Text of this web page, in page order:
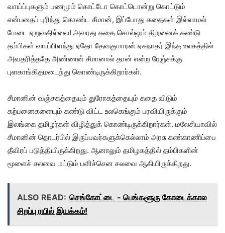
வாய்ப்புகளும் பணமும் கொட்டோ கொட்டொன்று கொட்டும்
என்பதைப் புரிந்து கொண்ட சீமான், இப்போது கதைகள் இல்லாமல்
மேடை ஏறுவதில்லை! அவரது கதை சொல்லும் திறனைக் கண்டு
தம்பிகள் வாய்பிளந்து ஏதோ தேவகுமாரன் ஏசுநாதர் இந்த உலகத்தில்
அவதரித்ததே அண்ணன் சீமானால் தான் என்ற ரேஞ்சுக்கு
புளகாங்கிதமடைந்து கொண்டிருக்கிறார்கள்.
சீமானின் வஞ்சகத்தையும் துரோகத்தையும் கதை விடும்
கற்பனைகளையும் கண்டு விட்ட உலகெங்கும் பரவியிருக்கும்
இலங்கை தமிழர்கள் விழித்துக் கொண்டிருக்கிறார்கள். மலேசியாவில்
சீமானின் தொடர்பில் இருப்பவர்களுக்கெல்லாம் அரசு கண்காணிப்பை
தீவிரப் படுத்தியிருக்கிறது. ஆனாலும் தமிழகத்தில் தம்பிகளின்
மூளைச் சலவை மட்டும் பளிச்சென சலவை ஆகியிருக்கிறது.
ALSO READ: செங்கோட்டை - பெங்களூரு கோடைக்கால
சிறப்பு ரயில் இயக்கம்!